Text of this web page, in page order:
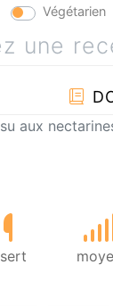
Végétarien
aux